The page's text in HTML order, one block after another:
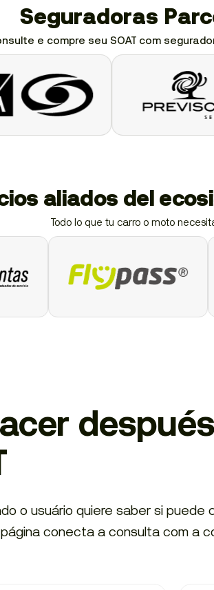
Seguradoras
e compre seu SOAT com
aliados del
Todo lo que tu carro o moto
o usuário quiere saber si puede
conecta a consulta com a